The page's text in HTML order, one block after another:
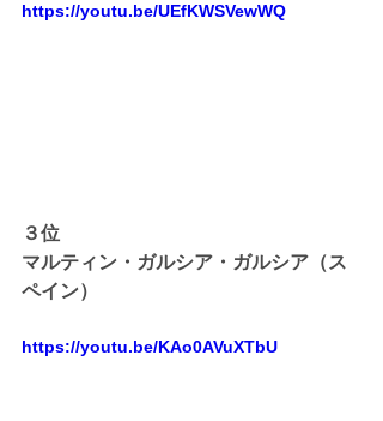
https://youtu.be/UEfKWSVewWQ
３位
マルティン・ガルシア・ガルシア（ス
ペイン）
https://youtu.be/KAo0AVuXTbU